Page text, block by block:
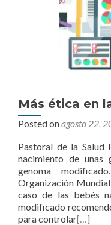
Más ética en
Posted onagosto 22,
Pastoral de la Salud
nacimiento de unas
genoma
Organización
caso de las bebés
modificado
para controlar[…]